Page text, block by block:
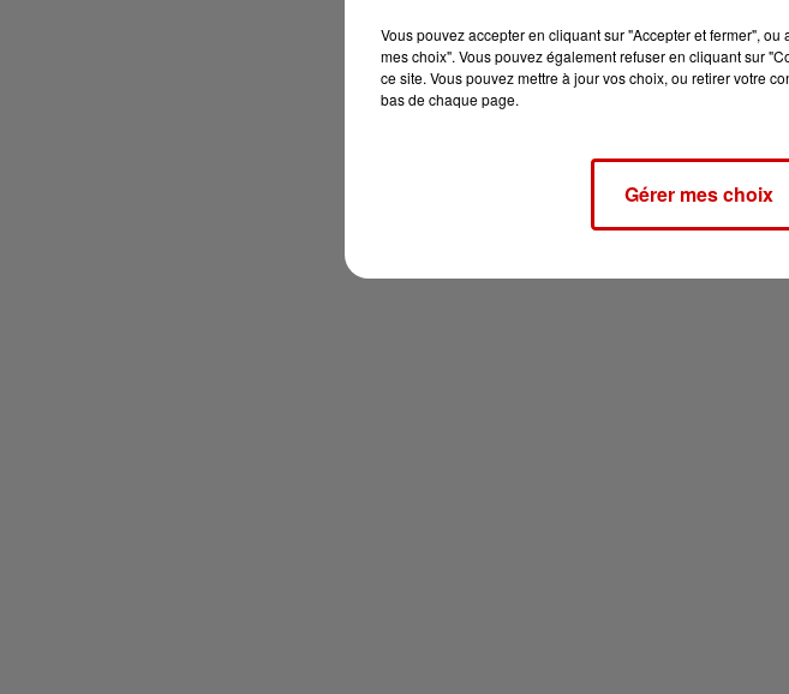
Vous pouvez accepter en cliquant sur "Accepter et fermer",
mes choix". Vous pouvez également refuser en cliquant sur
ce site. Vous pouvez mettre à jour vos choix, ou retirer votre
bas de chaque page.
Gérer mes choix